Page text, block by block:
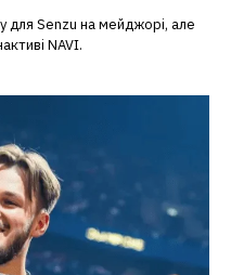
для Senzu на мейджорі, але
NAVI.